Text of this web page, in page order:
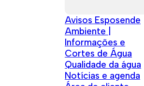
Avisos Esposende
Ambiente |
Informações e
Cortes de Água
Qualidade da água
Notícias e agenda